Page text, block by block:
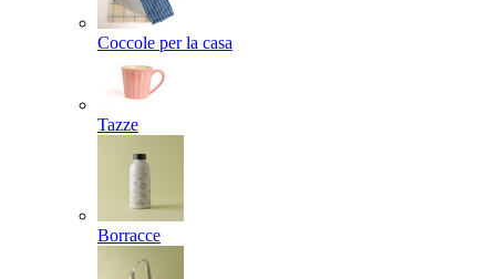
Coccole per la casa
Tazze
Borracce